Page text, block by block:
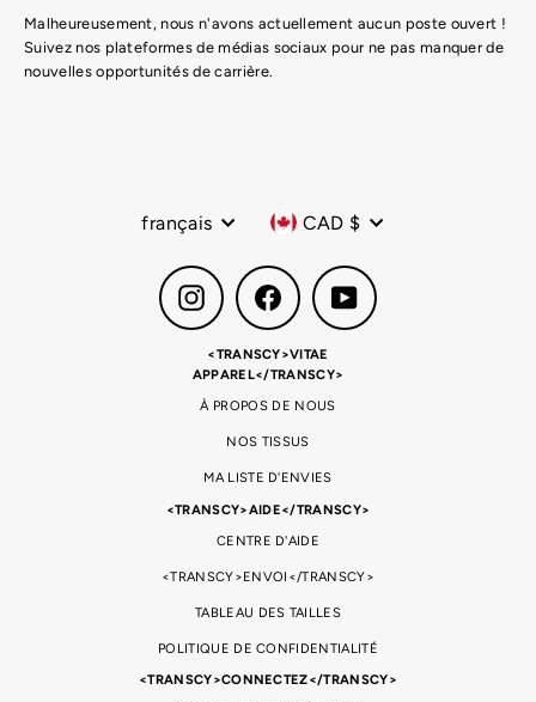
Malheureusement, nous n'avons actuellement aucun poste ouvert !
Suivez nos plateformes de médias sociaux pour ne pas manquer de
nouvelles opportunités de carrière.
Langue
français Devise
CAD $
Instagram Facebook YouTube
<TRANSCY>VITAE
APPAREL</TRANSCY>
À PROPOS DE NOUS
NOS TISSUS
MA LISTE D'ENVIES
<TRANSCY>AIDE</TRANSCY>
CENTRE D'AIDE
<TRANSCY>ENVOI</TRANSCY>
TABLEAU DES TAILLES
POLITIQUE DE CONFIDENTIALITÉ
<TRANSCY>CONNECTEZ</TRANSCY>